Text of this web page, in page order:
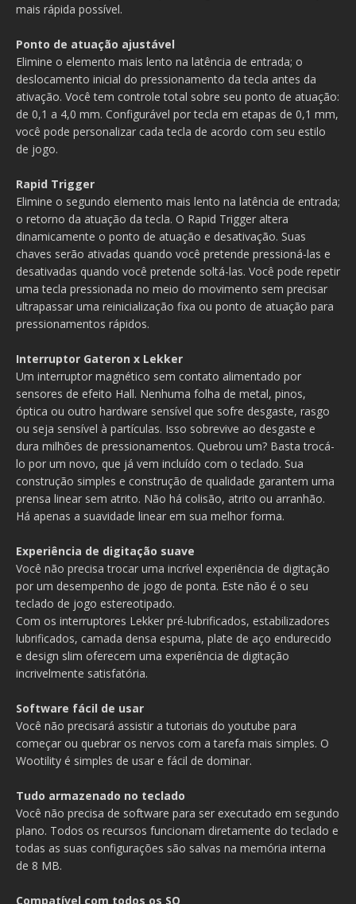
mais rápida possível.
Ponto de atuação ajustável
Elimine o elemento mais lento na latência de entrada; o
deslocamento inicial do pressionamento da tecla antes da
ativação. Você tem controle total sobre seu ponto de atuação:
de 0,1 a 4,0 mm. Configurável por tecla em etapas de 0,1 mm,
você pode personalizar cada tecla de acordo com seu estilo
de jogo.
Rapid Trigger
Elimine o segundo elemento mais lento na latência de entrada;
o retorno da atuação da tecla. O Rapid Trigger altera
dinamicamente o ponto de atuação e desativação. Suas
chaves serão ativadas quando você pretende pressioná-las e
desativadas quando você pretende soltá-las. Você pode repetir
uma tecla pressionada no meio do movimento sem precisar
ultrapassar uma reinicialização fixa ou ponto de atuação para
pressionamentos rápidos.
Interruptor Gateron x Lekker
Um interruptor magnético sem contato alimentado por
sensores de efeito Hall. Nenhuma folha de metal, pinos,
óptica ou outro hardware sensível que sofre desgaste, rasgo
ou seja sensível à partículas. Isso sobrevive ao desgaste e
dura milhões de pressionamentos. Quebrou um? Basta trocá-
lo por um novo, que já vem incluído com o teclado. Sua
construção simples e construção de qualidade garantem uma
prensa linear sem atrito. Não há colisão, atrito ou arranhão.
Há apenas a suavidade linear em sua melhor forma.
Experiência de digitação suave
Você não precisa trocar uma incrível experiência de digitação
por um desempenho de jogo de ponta. Este não é o seu
teclado de jogo estereotipado.
‍Com os interruptores Lekker pré-lubrificados, estabilizadores
lubrificados, camada densa espuma, plate de aço endurecido
e design slim oferecem uma experiência de digitação
incrivelmente satisfatória.
Software fácil de usar
Você não precisará assistir a tutoriais do youtube para
começar ou quebrar os nervos com a tarefa mais simples. O
Wootility é simples de usar e fácil de dominar.
Tudo armazenado no teclado
Você não precisa de software para ser executado em segundo
plano. Todos os recursos funcionam diretamente do teclado e
todas as suas configurações são salvas na memória interna
de 8 MB.
Compatível com todos os SO